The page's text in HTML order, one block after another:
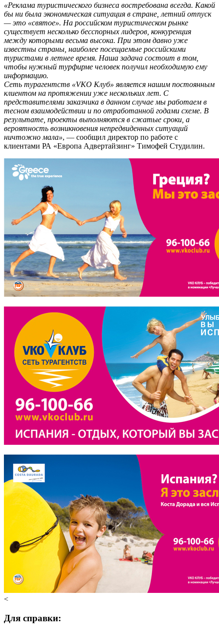
«Реклама туристического бизнеса востребована всегда. Какой
бы ни была экономическая ситуация в стране, летний отпуск
— это «святое». На российском туристическом рынке
существует несколько бесспорных лидеров, конкуренция
между которыми весьма высока. При этом давно уже
известны страны, наиболее посещаемые российскими
туристами в летнее время. Наша задача состоит в том,
чтобы нужный турфирме человек получил необходимую ему
информацию.
Сеть турагентств «VKO Клуб» является нашим постоянным
клиентом на протяжении уже нескольких лет. С
представителями заказчика в данном случае мы работаем в
тесном взаимодействии и по отработанной годами схеме. В
результате, проекты выполняются в сжатые сроки, а
вероятность возникновения непредвиденных ситуаций
ничтожно мала», — сообщил директор по работе с
клиентами РА «Европа Адвертайзинг» Тимофей Студилин.
<
Для справки: